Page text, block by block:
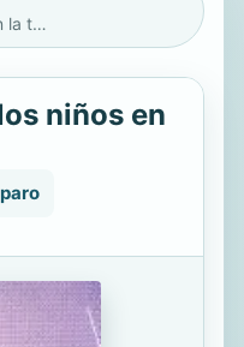
¿Qué escuchan los niños en la televisión?
niños en